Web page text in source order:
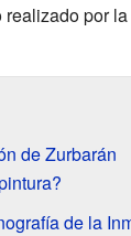
por
de Zurbarán
de la